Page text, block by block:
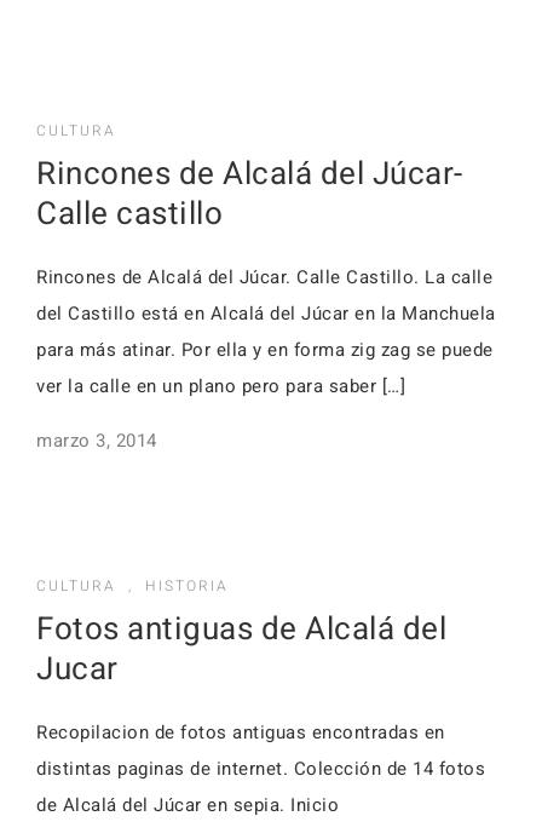
CULTURA
Rincones de Alcalá del Júcar-
Calle castillo
Rincones de Alcalá del Júcar. Calle Castillo. La calle
del Castillo está en Alcalá del Júcar en la Manchuela
para más atinar. Por ella y en forma zig zag se puede
ver la calle en un plano pero para saber […]
marzo 3, 2014
CULTURA , HISTORIA
Fotos antiguas de Alcalá del
Jucar
Recopilacion de fotos antiguas encontradas en
distintas paginas de internet. Colección de 14 fotos
de Alcalá del Júcar en sepia. Inicio